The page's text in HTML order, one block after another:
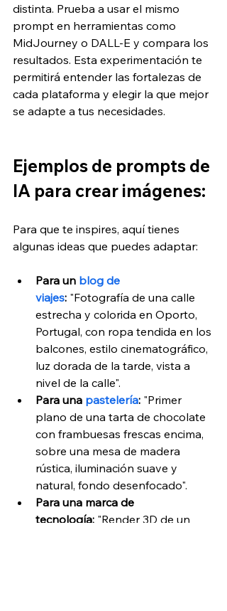
distinta. Prueba a usar el mismo
prompt en herramientas como
MidJourney o DALL-E y compara los
resultados. Esta experimentación te
permitirá entender las fortalezas de
cada plataforma y elegir la que mejor
se adapte a tus necesidades.
Ejemplos de prompts de
IA para crear imágenes:
Para que te inspires, aquí tienes
algunas ideas que puedes adaptar:
Para un blog de
viajes: "Fotografía de una calle
estrecha y colorida en Oporto,
Portugal, con ropa tendida en los
balcones, estilo cinematográfico,
luz dorada de la tarde, vista a
nivel de la calle".
Para una pastelería: "Primer
plano de una tarta de chocolate
con frambuesas frescas encima,
sobre una mesa de madera
rústica, iluminación suave y
natural, fondo desenfocado".
Para una marca de
tecnología: "Render 3D de un